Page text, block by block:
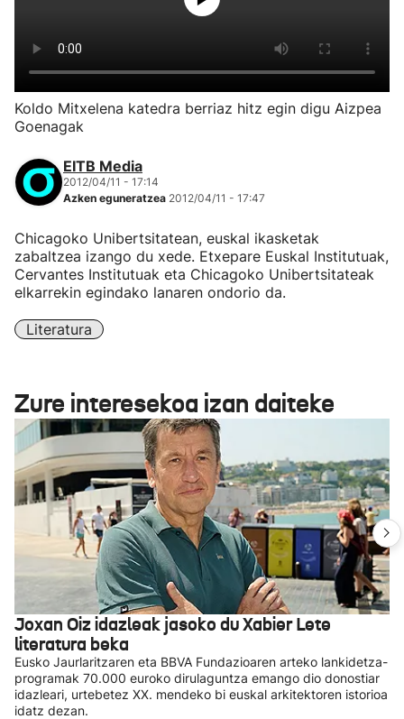
Koldo Mitxelena katedra berriaz hitz egin digu Aizpea
Goenagak
EITB Media
2012/04/11 - 17:14
Azken eguneratzea 2012/04/11 - 17:47
Chicagoko Unibertsitatean, euskal ikasketak
zabaltzea izango du xede. Etxepare Euskal Institutuak,
Cervantes Institutuak eta Chicagoko Unibertsitateak
elkarrekin egindako lanaren ondorio da.
Literatura
Zure interesekoa izan daiteke
Joxan Oiz idazleak jasoko du Xabier Lete
literatura beka
Eusko Jaurlaritzaren eta BBVA Fundazioaren arteko lankidetza-
programak 70.000 euroko dirulaguntza emango dio donostiar
idazleari, urtebetez XX. mendeko bi euskal arkitektoren istorioa
idatz dezan.